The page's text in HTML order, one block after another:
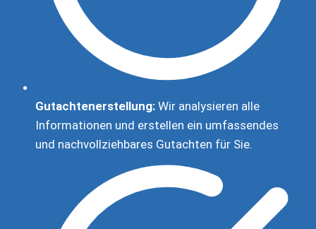
Gutachtenerstellung:Wir analysieren alle
Informationen und erstellen ein umfassendes
und nachvollziehbares Gutachten für Sie.